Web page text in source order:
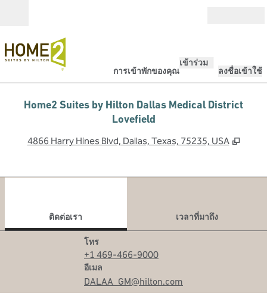
การเข้าพักของคุณ
เข้าร่วม
ลงชื่อเข้าใช้
Home2 Suites by Hilton Dallas Medical District
Lovefield
4866 Harry Hines Blvd, Dallas, Texas, 75235, USA ,
ติดต่อเรา
เวลาที่มาถึง
โทร
โทร
+1 469-466-9000
อีเมล
อีเมล
DALAA_GM@hilton.com